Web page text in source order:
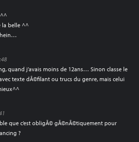
^^
la belle ^^
hein…
quand j’avais moins de 12ans… Sinon classe le
texte dÃ©filant ou trucs du genre, mais celui
que c’est obligÃ© gÃ©nÃ©tiquement pour
?